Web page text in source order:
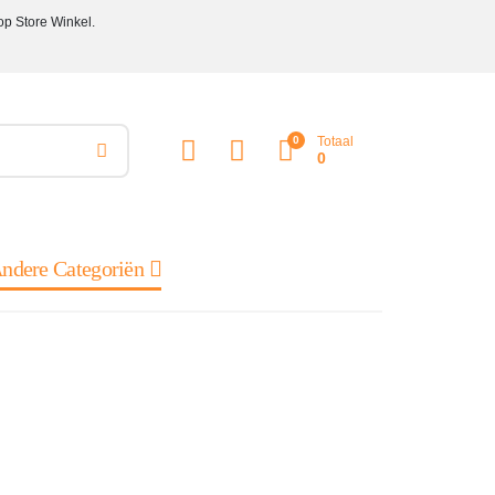
Store Winkel.
0 Totaal
0
Categoriën